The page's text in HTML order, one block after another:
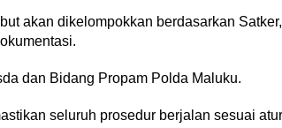
akan dikelompokkan berdasarkan
dan Bidang Propam Polda Maluku.
seluruh prosedur berjalan sesuai